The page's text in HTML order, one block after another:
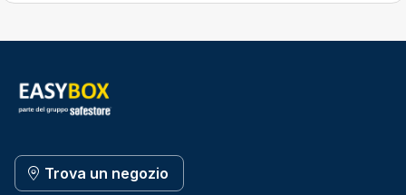
Trova un negozio